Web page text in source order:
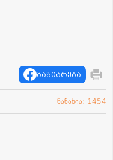
გაზიარება
ნანახია: 1454